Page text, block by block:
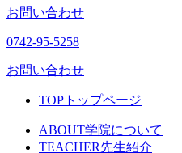
お問い合わせ
0742-95-5258
お問い合わせ
TOP トップページ
ABOUT学院について
TEACHER先生紹介